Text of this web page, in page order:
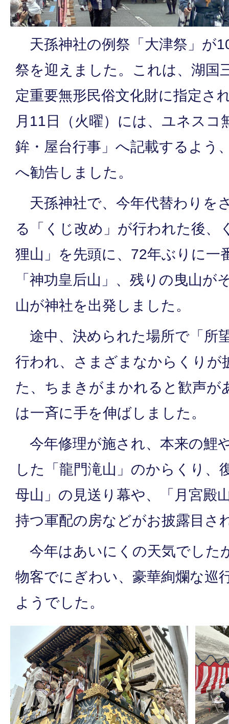
天孫神社の例祭「大津祭」が
祭を迎えました。これは、湖国
定重要無形民俗文化財に指定さ
月11日（火曜）には、ユネスコ
鉾・屋台行事」へ記載するよう
へ勧告しました。
天孫神社で、今年代替わりを
る「くじ改め」が行われた後、
狸山」を先頭に、72年ぶりに一
「神功皇后山」、残りの曳山が
山が神社を出発しました。
途中、決められた場所で「所
行われ、さまざまなからくりが
た、ちまきがまかれると歓声が
は一斉に手を伸ばしました。
今年修理が施され、本来の鯉
した「龍門滝山」のからくり、
母山」の見送り幕や、「月宮殿
持つ軍配の房などがお披露目さ
今年はあいにくの天気でした
物客でにぎわい、豪華絢爛な巡
ようでした。